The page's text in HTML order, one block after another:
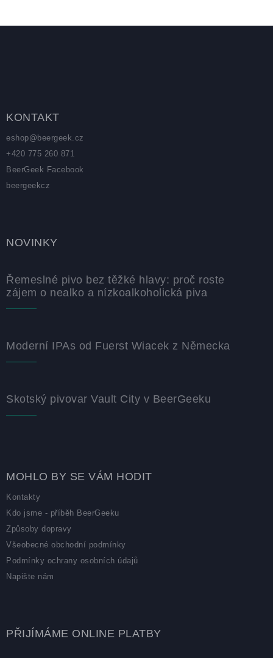
KONTAKT
eshop@beergeek.cz
+420 775 260 871
BeerGeek Facebook
beergeekcz
NOVINKY
Řemeslné pivo bez těžké hlavy: proč roste
zájem o nealko a nízkoalkoholická piva
Moderní IPAs od Fuerst Wiacek z Německa
Skotský pivovar Vault City v BeerGeeku
MOHLO BY SE VÁM HODIT
Kontakty
Kdo jsme - příběh BeerGeeku
Způsoby dopravy
Všeobecné obchodní podmínky
Podmínky ochrany osobních údajů
Napište nám
PŘIJÍMÁME ONLINE PLATBY